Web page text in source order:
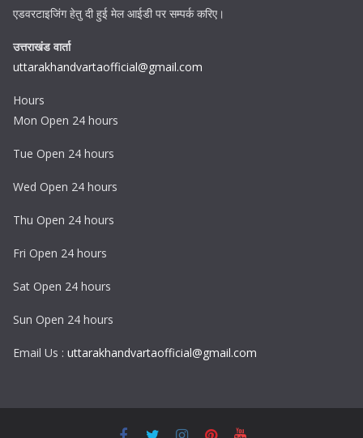
एडवरटाइजिंग हेतु दी हुई मेल आईडी पर सम्पर्क करिए।
उत्तराखंड वार्ता
uttarakhandvartaofficial@gmail.com
Hours
Mon Open 24 hours
Tue Open 24 hours
Wed Open 24 hours
Thu Open 24 hours
Fri Open 24 hours
Sat Open 24 hours
Sun Open 24 hours
Email Us : uttarakhandvartaofficial@gmail.com